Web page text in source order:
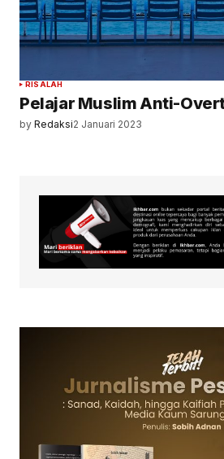
RISALAH
Pelajar Muslim Anti-
by Redaksi2 Januari 2023